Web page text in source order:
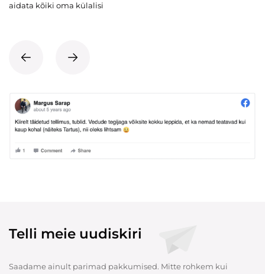
aidata kõiki oma külalisi
Telli meie uudiskiri
Saadame ainult parimad pakkumised. Mitte rohkem kui